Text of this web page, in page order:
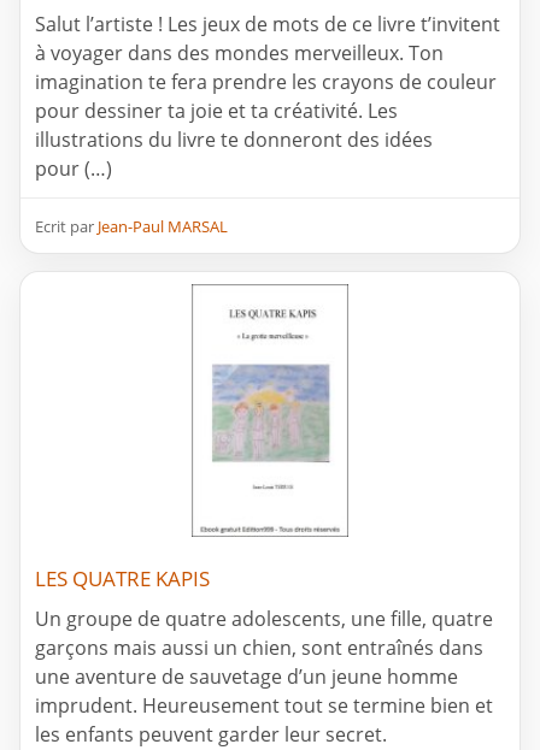
Salut l’artiste ! Les jeux de mots de ce livre t’invitent
à voyager dans des mondes merveilleux. Ton
imagination te fera prendre les crayons de couleur
pour dessiner ta joie et ta créativité. Les
illustrations du livre te donneront des idées
pour (…)
Ecrit par Jean-Paul MARSAL
LES QUATRE KAPIS
Un groupe de quatre adolescents, une fille, quatre
garçons mais aussi un chien, sont entraînés dans
une aventure de sauvetage d’un jeune homme
imprudent. Heureusement tout se termine bien et
les enfants peuvent garder leur secret.